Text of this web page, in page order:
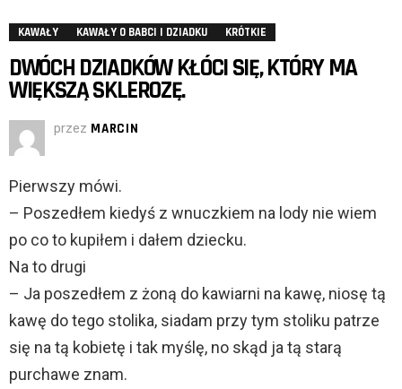
KAWAŁY KAWAŁY O BABCI I DZIADKU KRÓTKIE
DWÓCH DZIADKÓW KŁÓCI SIĘ, KTÓRY MA
WIĘKSZĄ SKLEROZĘ.
przez MARCIN
Pierwszy mówi.
– Poszedłem kiedyś z wnuczkiem na lody nie wiem
po co to kupiłem i dałem dziecku.
Na to drugi
– Ja poszedłem z żoną do kawiarni na kawę, niosę tą
kawę do tego stolika, siadam przy tym stoliku patrze
się na tą kobietę i tak myślę, no skąd ja tą starą
purchawe znam.